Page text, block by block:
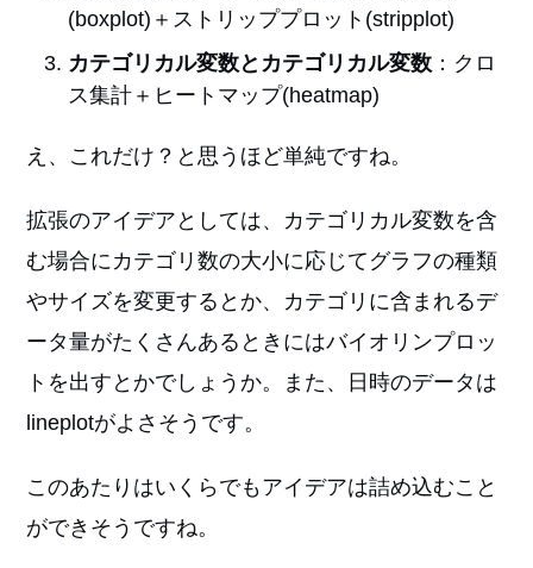
(boxplot)＋ストリッププロット(stripplot)
カテゴリカル変数とカテゴリカル変数 ：クロ
ス集計＋ヒートマップ(heatmap)
え、これだけ？と思うほど単純ですね。
拡張のアイデアとしては、カテゴリカル変数を含
む場合にカテゴリ数の大小に応じてグラフの種類
やサイズを変更するとか、カテゴリに含まれるデ
ータ量がたくさんあるときにはバイオリンプロッ
トを出すとかでしょうか。また、日時のデータは
lineplotがよさそうです。
このあたりはいくらでもアイデアは詰め込むこと
ができそうですね。